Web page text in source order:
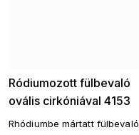
Ródiumozott fülbevaló
ovális cirkóniával 4153
Rhódiumbe mártatt fülbevaló